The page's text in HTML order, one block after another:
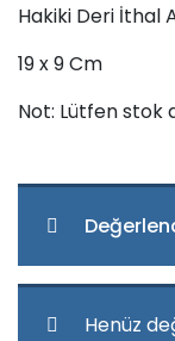
Hakiki Deri İthal
19 x 9 Cm
Not: Lütfen stok
Henüz